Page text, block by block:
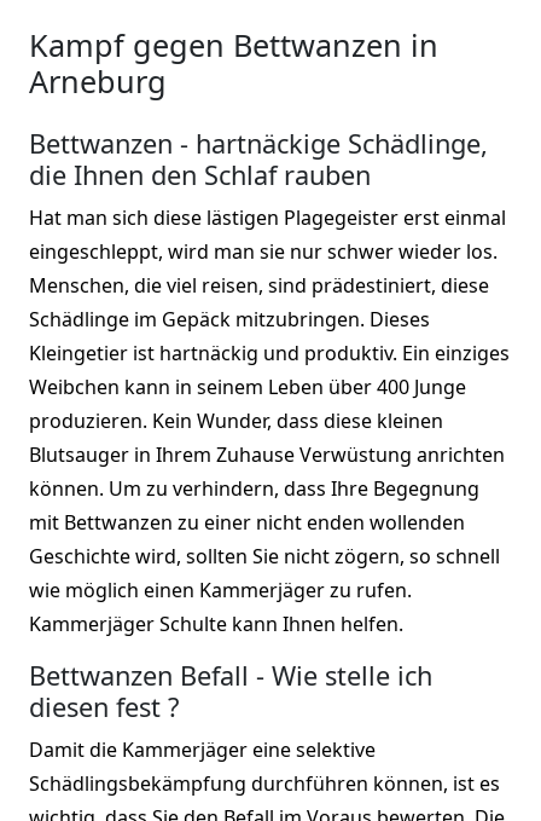
Kampf gegen Bettwanzen in
Arneburg
Bettwanzen - hartnäckige Schädlinge,
die Ihnen den Schlaf rauben
Hat man sich diese lästigen Plagegeister erst einmal
eingeschleppt, wird man sie nur schwer wieder los.
Menschen, die viel reisen, sind prädestiniert, diese
Schädlinge im Gepäck mitzubringen. Dieses
Kleingetier ist hartnäckig und produktiv. Ein einziges
Weibchen kann in seinem Leben über 400 Junge
produzieren. Kein Wunder, dass diese kleinen
Blutsauger in Ihrem Zuhause Verwüstung anrichten
können. Um zu verhindern, dass Ihre Begegnung
mit Bettwanzen zu einer nicht enden wollenden
Geschichte wird, sollten Sie nicht zögern, so schnell
wie möglich einen Kammerjäger zu rufen.
Kammerjäger Schulte kann Ihnen helfen.
Bettwanzen Befall - Wie stelle ich
diesen fest ?
Damit die Kammerjäger eine selektive
Schädlingsbekämpfung durchführen können, ist es